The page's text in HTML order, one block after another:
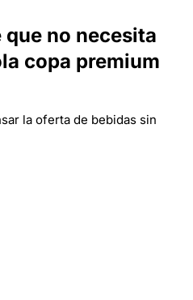
que no necesita
copa premium
la oferta de bebidas sin